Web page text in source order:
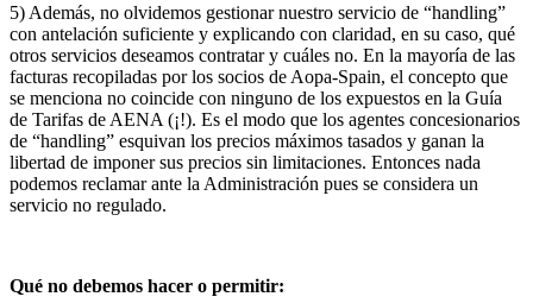
5) Además, no olvidemos gestionar nuestro servicio de “handling”
con antelación suficiente y explicando con claridad, en su caso, qué
otros servicios deseamos contratar y cuáles no. En la mayoría de las
facturas recopiladas por los socios de Aopa-Spain, el concepto que
se menciona no coincide con ninguno de los expuestos en la Guía
de Tarifas de AENA (¡!). Es el modo que los agentes concesionarios
de “handling” esquivan los precios máximos tasados y ganan la
libertad de imponer sus precios sin limitaciones. Entonces nada
podemos reclamar ante la Administración pues se considera un
servicio no regulado.
Qué no debemos hacer o permitir: